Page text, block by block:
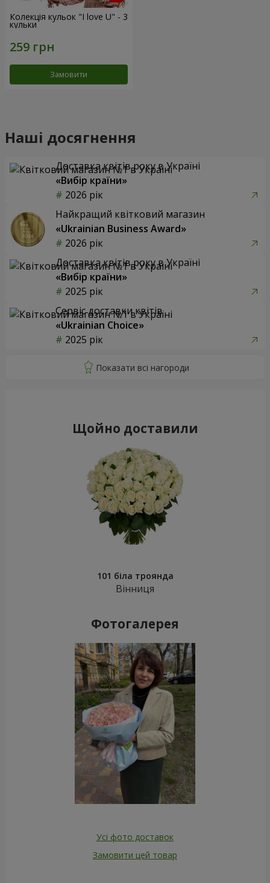
Колекція кульок "I love U" - 3
кульки
Замовити
Наші досягнення
Доставка квітів року в Україні
«Вибір країни»
2026 рік
Найкращий квітковий магазин
«Ukrainian Business Award»
2026 рік
Доставка квітів року в Україні
«Вибір країни»
2025 рік
Сервіс доставки квітів
«Ukrainian Choice»
2025 рік
Щойно доставили
101 біла троянда
Вінниця
Фотогалерея
Усі фото доставок
Замовити цей товар